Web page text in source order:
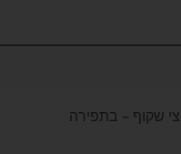
שקוף – בתפירה